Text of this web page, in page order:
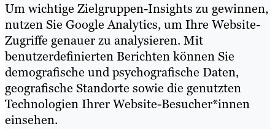
Um wichtige Zielgruppen-Insights zu gewinnen,
nutzen Sie Google Analytics, um Ihre Website-
Zugriffe genauer zu analysieren. Mit
benutzerdefinierten Berichten können Sie
demografische und psychografische Daten,
geografische Standorte sowie die genutzten
Technologien Ihrer Website-Besucher*innen
einsehen.